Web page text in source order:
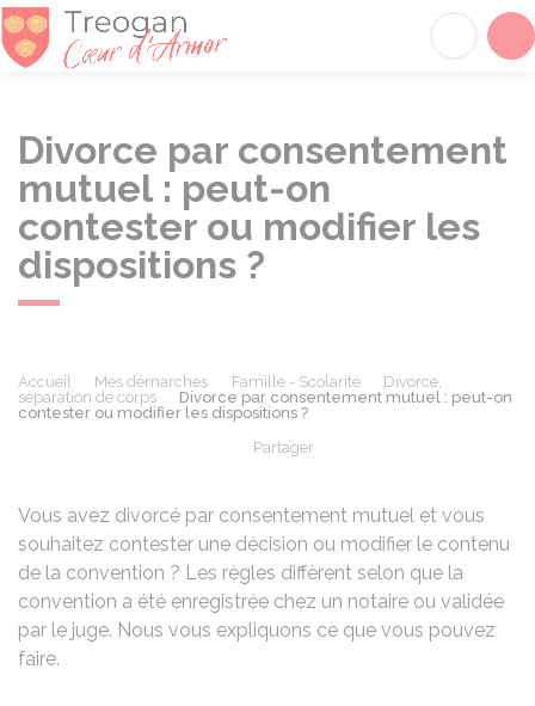
Divorce par consentement
mutuel : peut-on
contester ou modifier les
dispositions ?
Accueil Mes démarches Famille - Scolarité
Divorce,
séparation de corps
Divorce par consentement mutuel : peut-on
contester ou modifier les dispositions ?
Partager
Vous avez divorcé par consentement mutuel et vous
souhaitez contester une décision ou modifier le contenu
de la convention ? Les règles diffèrent selon que la
convention a été enregistrée chez un notaire ou validée
par le juge. Nous vous expliquons ce que vous pouvez
faire.